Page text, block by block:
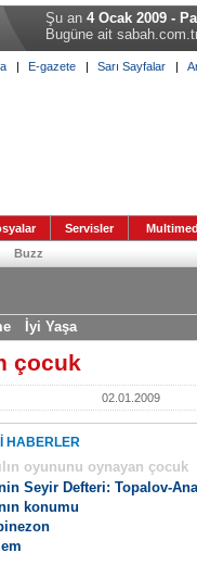
Şu an 4 Ocak 2009 -
Bugüne ait
| E-gazete | Sarı Sayfalar |
Servisler
Buzz
İyi Yaşa
çocuk
02.01.2009
HABERLER
oyununu oynayan çocuk
Seyir Defteri: Topalov-
konumu